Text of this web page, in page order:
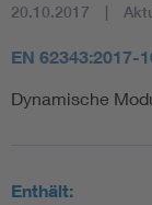
Elektrofachkraft
20.10.2017
EN 62343:2017-
Dynamische
Enthält: